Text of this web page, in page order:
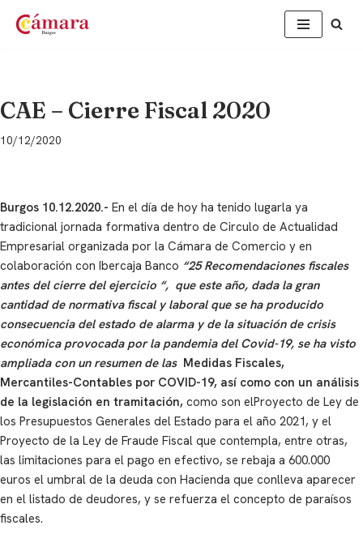
CAE – Cierre Fiscal 2020
10/12/2020
Burgos 10.12.2020.- En el día de hoy ha tenido lugarla ya
tradicional jornada formativa dentro de Circulo de Actualidad
Empresarial organizada por la Cámara de Comercio y en
colaboración con Ibercaja Banco “25 Recomendaciones fiscales
antes del cierre del ejercicio “, que este año, dada la gran
cantidad de normativa fiscal y laboral que se ha producido
consecuencia del estado de alarma y de la situación de crisis
económica provocada por la pandemia del Covid-19, se ha visto
ampliada con un resumen de las Medidas Fiscales,
Mercantiles-Contables por COVID-19, así como con un análisis
de la legislación en tramitación, como son elProyecto de Ley de
los Presupuestos Generales del Estado para el año 2021, y el
Proyecto de la Ley de Fraude Fiscal que contempla, entre otras,
las limitaciones para el pago en efectivo, se rebaja a 600.000
euros el umbral de la deuda con Hacienda que conlleva aparecer
en el listado de deudores, y se refuerza el concepto de paraísos
fiscales.